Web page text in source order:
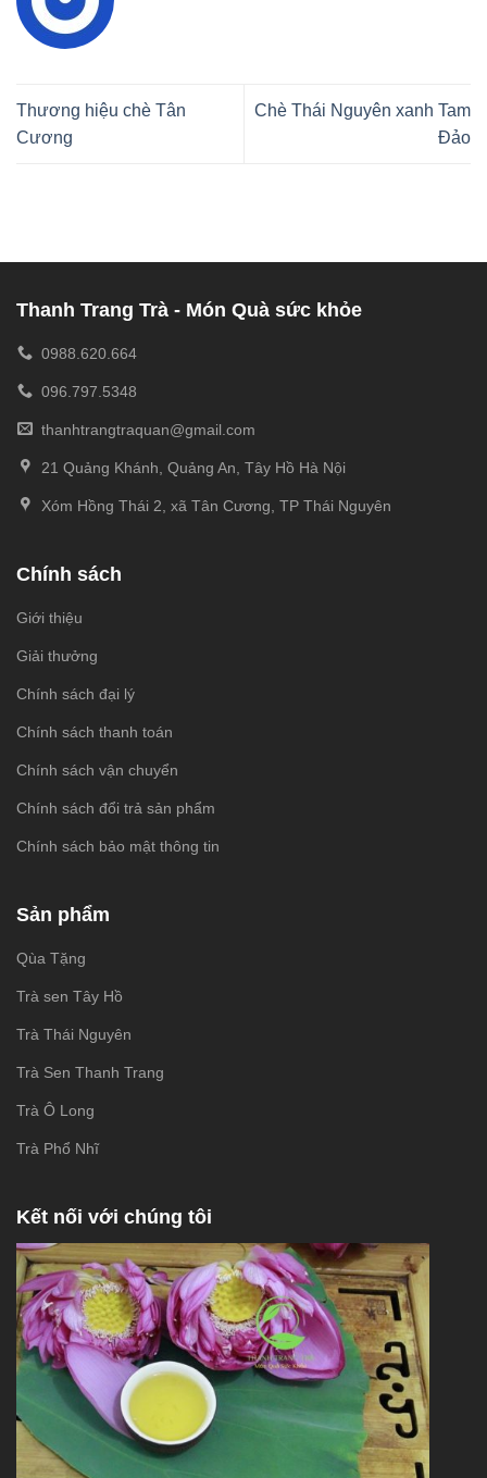
Thương hiệu chè Tân
Cương
Chè Thái Nguyên xanh Tam
Đảo
Thanh Trang Trà - Món Quà sức khỏe
0988.620.664
096.797.5348
thanhtrangtraquan@gmail.com
21 Quảng Khánh, Quảng An, Tây Hồ Hà Nội
Xóm Hồng Thái 2, xã Tân Cương, TP Thái Nguyên
Chính sách
Giới thiệu
Giải thưởng
Chính sách đại lý
Chính sách thanh toán
Chính sách vận chuyển
Chính sách đổi trả sản phẩm
Chính sách bảo mật thông tin
Sản phẩm
Qùa Tặng
Trà sen Tây Hồ
Trà Thái Nguyên
Trà Sen Thanh Trang
Trà Ô Long
Trà Phổ Nhĩ
Kết nối với chúng tôi